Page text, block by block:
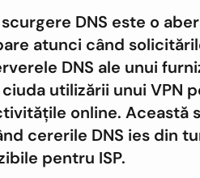
DNS este o
atunci când
DNS ale unui
utilizării unui VPN
online. Această
cererile DNS ies din
pentru ISP.